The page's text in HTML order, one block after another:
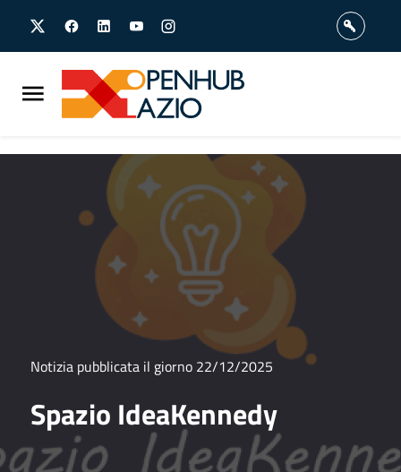
contenuto
principale
footer
Notizia pubblicata il giorno 22/12/2025
Spazio IdeaKennedy